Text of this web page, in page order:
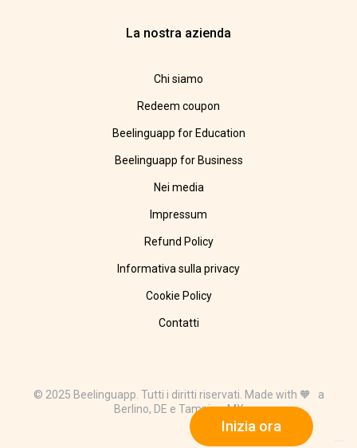
Inizia ora
La nostra azienda
Chi siamo
Redeem coupon
Beelinguapp for Education
Beelinguapp for Business
Nei media
Impressum
Refund Policy
Informativa sulla privacy
Cookie Policy
Contatti
© 2025 Beelinguapp. Tutti i diritti riservati. Made with 🧡 a
Berlino, DE e Tampico, MX